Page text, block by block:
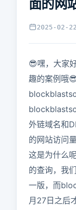
面的网
2025-02-
😎嘿，大家
趣的案例哦
外链域名和
的网站访问
这是为什么
的查询，我
一版，而
月27日之后